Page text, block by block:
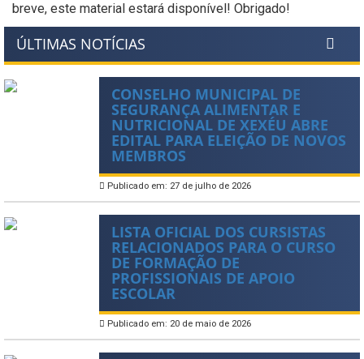
breve, este material estará disponível! Obrigado!
ÚLTIMAS NOTÍCIAS
CONSELHO MUNICIPAL DE
SEGURANÇA ALIMENTAR E
NUTRICIONAL DE XEXÉU ABRE
EDITAL PARA ELEIÇÃO DE NOVOS
MEMBROS
Publicado em: 27 de julho de 2026
LISTA OFICIAL DOS CURSISTAS
RELACIONADOS PARA O CURSO
DE FORMAÇÃO DE
PROFISSIONAIS DE APOIO
ESCOLAR
Publicado em: 20 de maio de 2026